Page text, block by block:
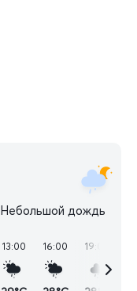
Небольшой дождь
13:00 16:00 19:00